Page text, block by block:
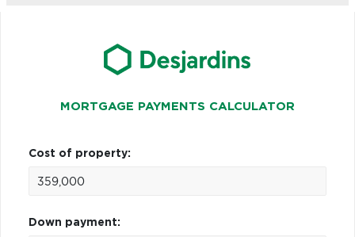
MORTGAGE PAYMENTS CALCULATOR
Cost of property:
Down payment: